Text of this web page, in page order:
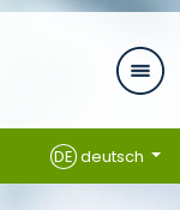
DEdeutsch